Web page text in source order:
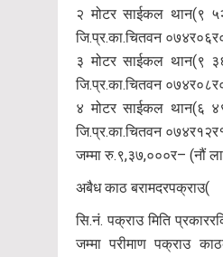
२ मोटर साईकल थान(९
जि.प्र.का.चितवन
३ मोटर साईकल थान(९
जि.प्र.का.चितवन
४ मोटर साईकल थान(६
जि.प्र.का.चितवन
जम्मा रु.९,३७,०००र– (नौं
अबैध काठ बरामदरपक्राउ(
सि.नं. पक्राउ मिति
जम्मा परीमाण पक्राउ